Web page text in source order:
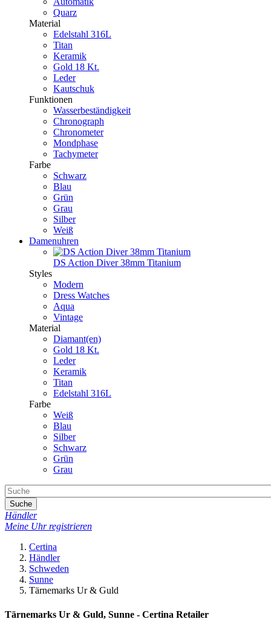
Quarz
Material
Edelstahl 316L
Titan
Keramik
Gold 18 Kt.
Leder
Kautschuk
Funktionen
Wasserbeständigkeit
Chronograph
Chronometer
Mondphase
Tachymeter
Farbe
Schwarz
Blau
Grün
Grau
Silber
Weiß
Damenuhren
DS Action Diver 38mm Titanium
Styles
Modern
Dress Watches
Aqua
Vintage
Material
Diamant(en)
Gold 18 Kt.
Leder
Keramik
Titan
Edelstahl 316L
Farbe
Weiß
Blau
Silber
Schwarz
Grün
Grau
Suche
Händler
Meine Uhr registrieren
Certina
Händler
Schweden
Sunne
Tärnemarks Ur & Guld
Tärnemarks Ur & Guld, Sunne - Certina Retailer